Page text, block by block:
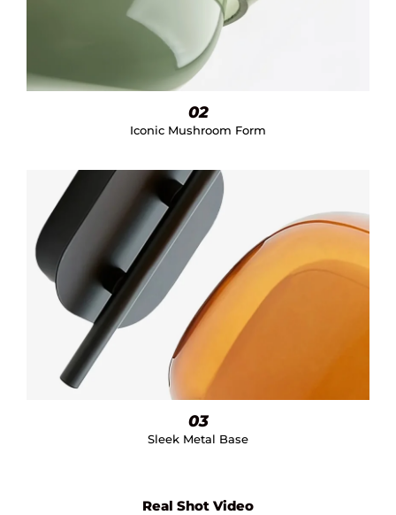
02
Iconic Mushroom Form
03
Sleek Metal Base
Real Shot Video